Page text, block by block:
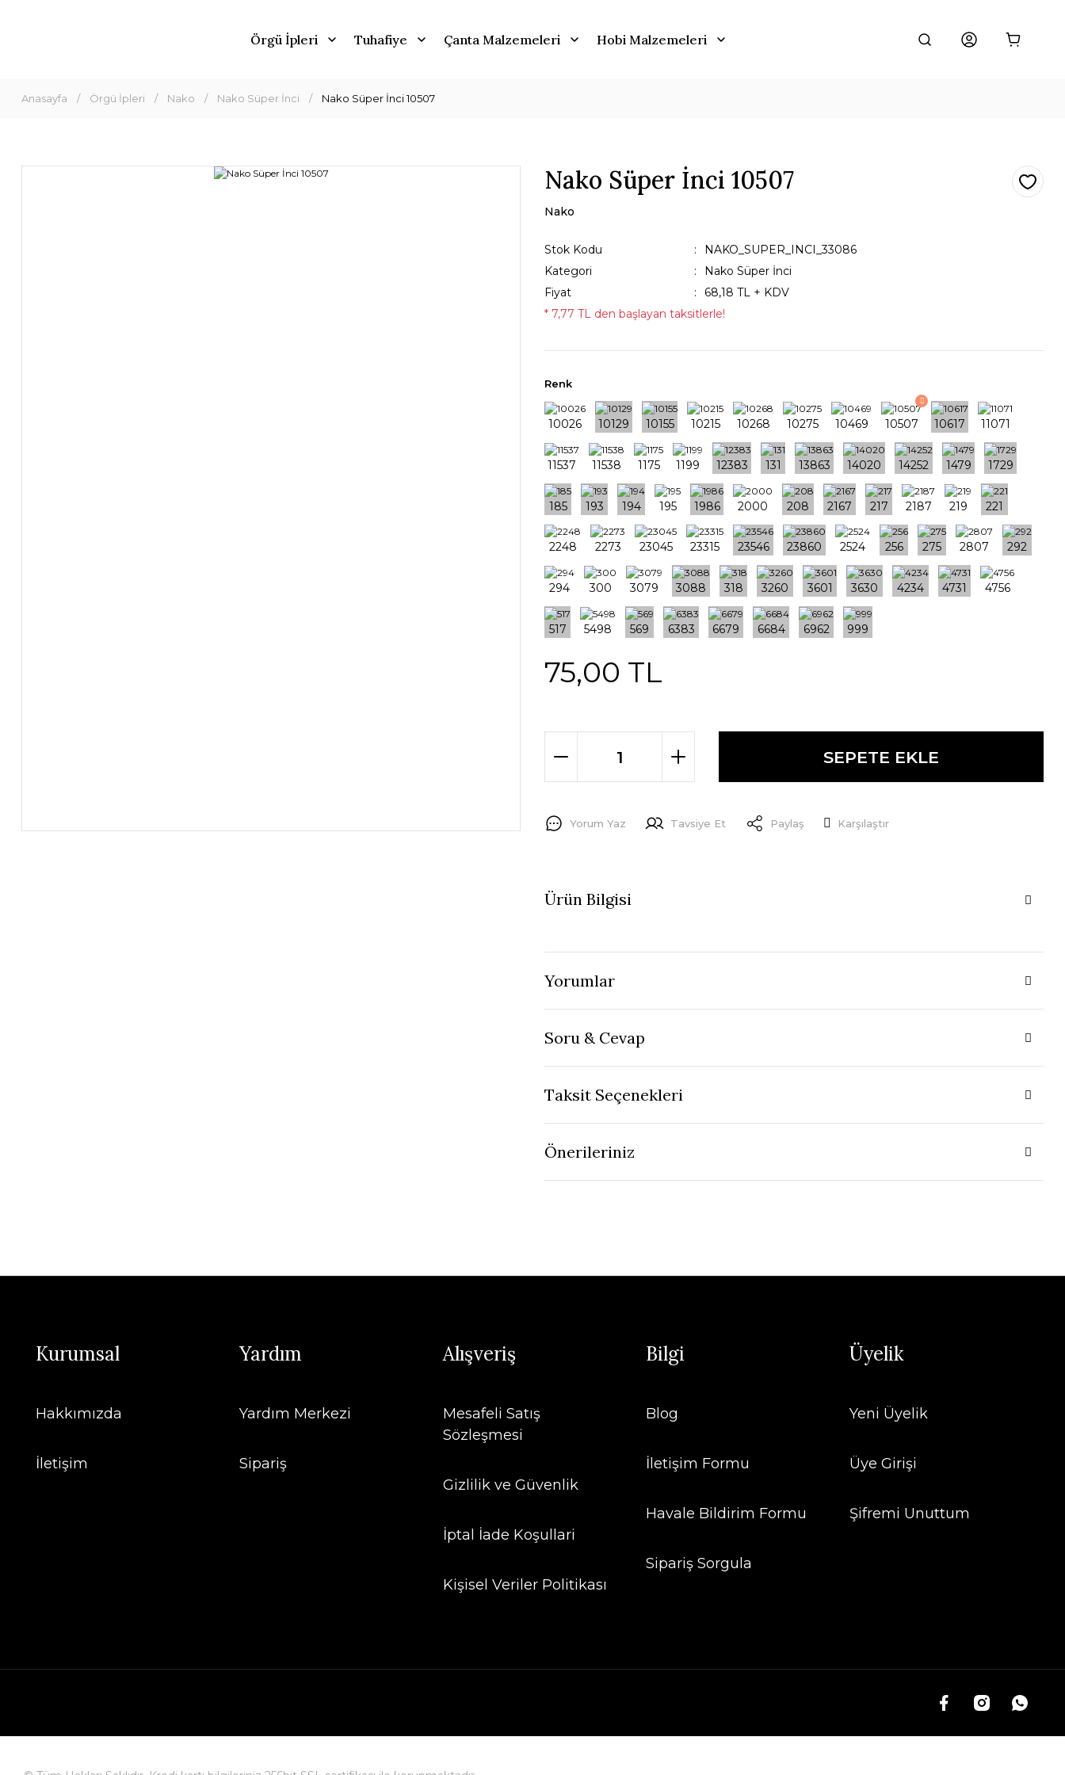
Örgü İpleri Tuhafiye Çanta Malzemeleri Hobi Malzemeleri
Anasayfa Örgü İpleri Nako Nako Süper İnci Nako Süper İnci 10507
Nako Süper İnci 10507
Nako
Stok Kodu
NAKO_SUPER_INCI_33086
Kategori
Nako Süper İnci
Fiyat
68,18 TL + KDV
* 7,77 TL den başlayan taksitlerle!
Renk
75,00 TL
SEPETE EKLE
Yorum Yaz Tavsiye Et Paylaş Karşılaştır
Ürün Bilgisi
Yorumlar
Soru & Cevap
Taksit Seçenekleri
Önerileriniz
Kurumsal
Hakkımızda
İletişim
Yardım
Yardım Merkezi
Sipariş
Alışveriş
Mesafeli Satış
Sözleşmesi
Gizlilik ve Güvenlik
İptal İade Koşullari
Kişisel Veriler Politikası
Bilgi
Blog
İletişim Formu
Havale Bildirim Formu
Sipariş Sorgula
Üyelik
Yeni Üyelik
Üye Girişi
Şifremi Unuttum